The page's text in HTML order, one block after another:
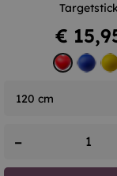
Prijs
€
HartBol
–